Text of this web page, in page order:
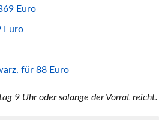
Euro
Euro
für 88 Euro
9 Uhr oder solange der Vorrat reicht.